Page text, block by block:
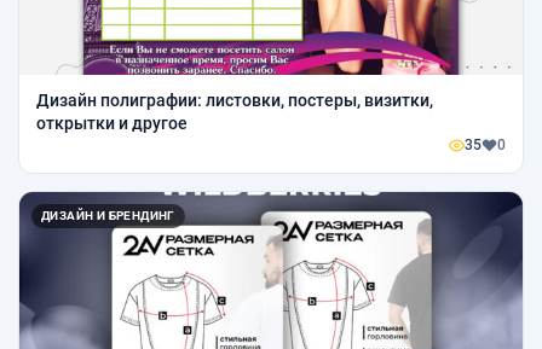
Дизайн полиграфии: листовки, постеры, визитки,
открытки и другое
35 0
ДИЗАЙН И БРЕНДИНГ